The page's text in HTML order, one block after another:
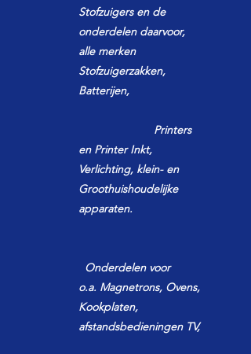
Stofzuigers en de
onderdelen daarvoor,
alle merken
Stofzuigerzakken,
Batterijen,
Printers
en Printer Inkt,
Verlichting, klein- en
Groothuishoudelijke
apparaten.
Onderdelen voor
o.a. Magnetrons, Ovens,
Kookplaten,
afstandsbedieningen TV,